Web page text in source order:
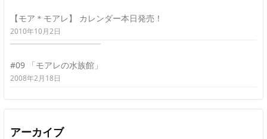
【モア＊モアレ】 カレンダー本日発売！
2010年10月2日
#09 「モアレの水族館」
2008年2月18日
アーカイブ